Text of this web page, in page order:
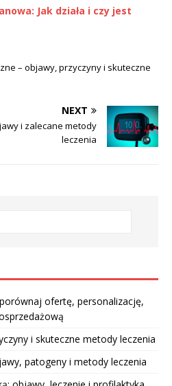
Jak działa i czy jest
– objawy, przyczyny i skuteczne
NEXT
i zalecane metody
leczenia
ofertę, personalizację,
i skuteczne metody leczenia
patogeny i metody leczenia